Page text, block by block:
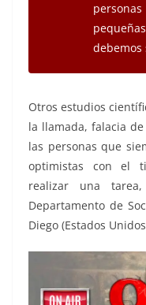
debemos
Otros estudios
la llamada, falacia
las personas que
optimistas con el
realizar una
Departamento de
Diego (Estados